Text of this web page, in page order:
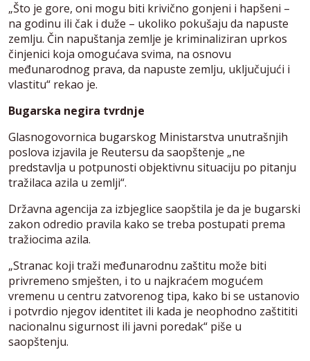
„Što je gore, oni mogu biti krivično gonjeni i hapšeni –
na godinu ili čak i duže – ukoliko pokušaju da napuste
zemlju. Čin napuštanja zemlje je kriminaliziran uprkos
činjenici koja omogućava svima, na osnovu
međunarodnog prava, da napuste zemlju, uključujući i
vlastitu“ rekao je.
Bugarska negira tvrdnje
Glasnogovornica bugarskog Ministarstva unutrašnjih
poslova izjavila je Reutersu da saopštenje „ne
predstavlja u potpunosti objektivnu situaciju po pitanju
tražilaca azila u zemlji“.
Državna agencija za izbjeglice saopštila je da je bugarski
zakon odredio pravila kako se treba postupati prema
tražiocima azila.
„Stranac koji traži međunarodnu zaštitu može biti
privremeno smješten, i to u najkraćem mogućem
vremenu u centru zatvorenog tipa, kako bi se ustanovio
i potvrdio njegov identitet ili kada je neophodno zaštititi
nacionalnu sigurnost ili javni poredak“ piše u
saopštenju.